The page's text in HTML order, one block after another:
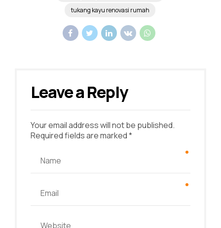
tukang kayu renovasi rumah
Leave a Reply
Your email address will not be published.
Required fields are marked *